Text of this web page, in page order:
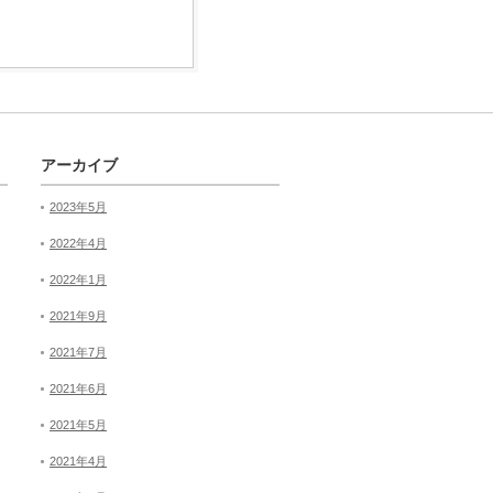
アーカイブ
2023年5月
2022年4月
2022年1月
2021年9月
2021年7月
2021年6月
2021年5月
2021年4月